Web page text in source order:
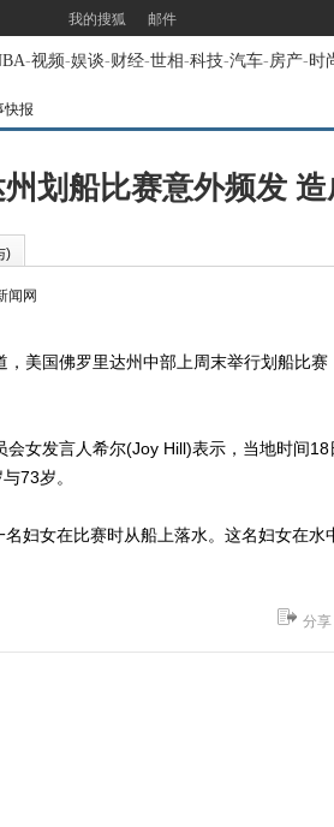
我的搜狐 邮件
-视频-娱谈-财经-世相-科技-汽车-房产-时
快报
划船比赛意外频发
)
闻网
国佛罗里达州中部上周末举行划船比赛
女发言人希尔(Joy Hill)表示，当地时间18
73岁。
女在比赛时从船上落水。这名妇女在水
分享